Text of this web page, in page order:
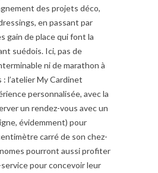
des projets déco,
en passant par
gain de place qui font la
suédois. Ici, pas de
ni de marathon à
l’atelier My Cardinet
personnalisée, avec la
un rendez-vous avec un
évidemment) pour
carré de son chez-
pourront aussi profiter
service pour concevoir leur